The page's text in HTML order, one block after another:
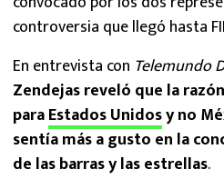
controversia que llegó hasta
En entrevista con Telemundo
Zendejas reveló que la
paraEstados Unidosy no
sentía más a gusto en la
de las barras y las estrellas.